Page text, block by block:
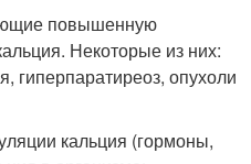
повышенную
Некоторые из них:
гиперпаратиреоз, опухоли
кальция (гормоны,